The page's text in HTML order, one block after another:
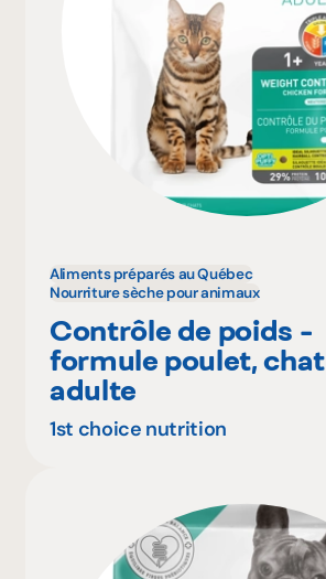
Aliments préparés au Québec
Nourriture sèche pour animaux
Contrôle de poids -
formule poulet, chat
adulte
1st choice nutrition